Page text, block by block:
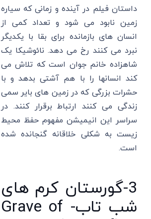
داستان فیلم در آینده و زمانی که سیاره
زمین نابود می شود و تعداد کمی از
انسان های بازمانده برای بقا با یکدیگر
نبرد می کنند رخ می دهد. نائوشیکا یک
شاهزاده خانم جوان است که تلاش می
کند انسانها را با هم آشتی بدهد و با
حشرات بزرگی که در زمین های بایر سمی
زندگی می کنند ارتباط برقرار کنند. در
سراسر این انیمیشن مفهوم حفظ محیط
زیست به شکلی خلاقانه گنجانده شده
است.
3-گورستان کرم های
شب تاب- Grave of